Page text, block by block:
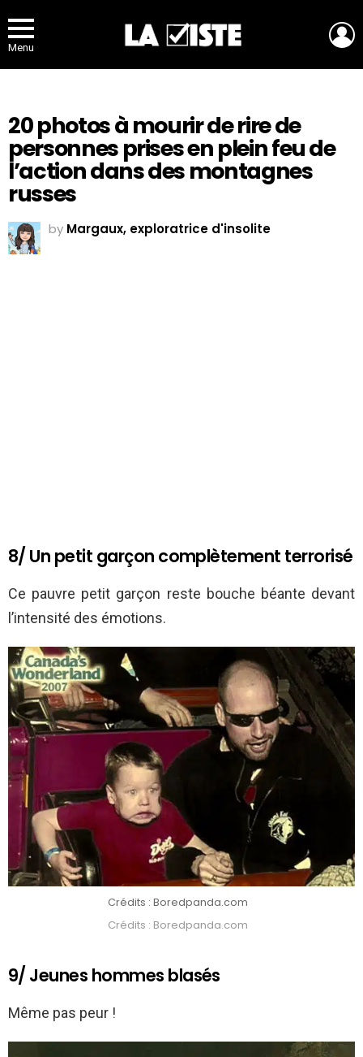
Menu
20 photos à mourir de rire de
personnes prises en plein feu de
l’action dans des montagnes
russes
by Margaux, exploratrice d'insolite
8/ Un petit garçon complètement terrorisé
Ce pauvre petit garçon reste bouche béante devant
l’intensité des émotions.
Crédits : Boredpanda.com
Crédits : Boredpanda.com
9/ Jeunes hommes blasés
Même pas peur !